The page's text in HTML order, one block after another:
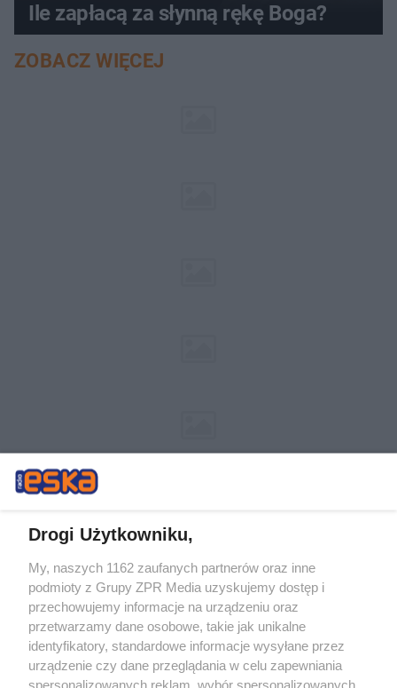
Ile zapłacą za słynną rękę Boga?
ZOBACZ WIĘCEJ
Żaden utwór zamieszczony w serwisie nie może być powielany i
rozpowszechniany lub dalej rozpowszechniany w jakikolwiek sposób (w
tym także elektroniczny lub mechaniczny) na jakimkolwiek polu
eksploatacji w jakiejkolwiek formie, włącznie z umieszczaniem w
Internecie bez pisemnej zgody właściciela praw. Jakiekolwiek użycie lub
wykorzystanie utworów w całości lub w części z naruszeniem prawa,
tzn. bez właściwej zgody, jest zabronione pod groźbą kary i może być
ścigane prawnie.
Drogi Użytkowniku,
My, naszych 1162 zaufanych partnerów oraz inne
podmioty z Grupy ZPR Media uzyskujemy dostęp i
przechowujemy informacje na urządzeniu oraz
przetwarzamy dane osobowe, takie jak unikalne
identyfikatory, standardowe informacje wysyłane przez
urządzenie czy dane przeglądania w celu zapewniania
spersonalizowanych reklam, wybór spersonalizowanych